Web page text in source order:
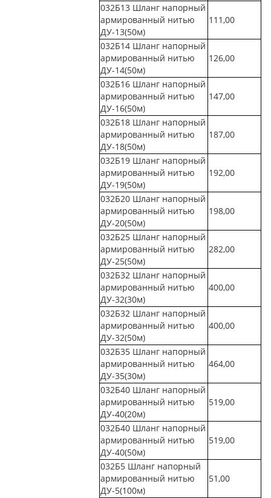
032Б13 Шланг напорный
армированный нитью
ДУ-13(50м)
111,00
032Б14 Шланг напорный
армированный нитью
ДУ-14(50м)
126,00
032Б16 Шланг напорный
армированный нитью
ДУ-16(50м)
147,00
032Б18 Шланг напорный
армированный нитью
ДУ-18(50м)
187,00
032Б19 Шланг напорный
армированный нитью
ДУ-19(50м)
192,00
032Б20 Шланг напорный
армированный нитью
ДУ-20(50м)
198,00
032Б25 Шланг напорный
армированный нитью
ДУ-25(50м)
282,00
032Б32 Шланг напорный
армированный нитью
ДУ-32(30м)
400,00
032Б32 Шланг напорный
армированный нитью
ДУ-32(50м)
400,00
032Б35 Шланг напорный
армированный нитью
ДУ-35(30м)
464,00
032Б40 Шланг напорный
армированный нитью
ДУ-40(20м)
519,00
032Б40 Шланг напорный
армированный нитью
ДУ-40(50м)
519,00
032Б5 Шланг напорный
армированный нитью
ДУ-5(100м)
51,00